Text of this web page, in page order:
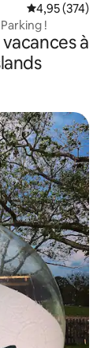
Évaluation
4,95 (374)
!
à